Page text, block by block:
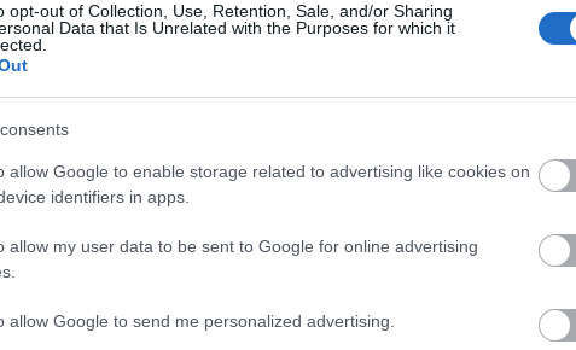
opt-out of Collection, Use, Retention, Sale, and/or Sharing
Data that Is Unrelated with the Purposes for which it
allow Google to enable storage related to advertising like cookies on
identifiers in apps.
allow my user data to be sent to Google for online advertising
allow Google to send me personalized advertising.
árak
a piaci
most ilyen